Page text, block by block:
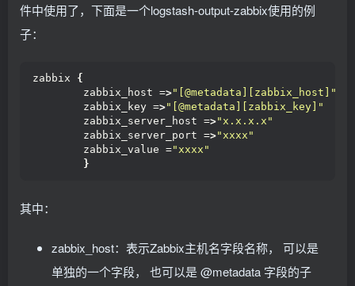
件中使用了，下面是一个logstash-output-zabbix使用的例
子：
zabbix {
        zabbix_host =
>"[@metadata][zabbix_host]"
        zabbix_key =
>"[@metadata][zabbix_key]"
        zabbix_server_host =
>"x.x.x.x"
        zabbix_server_port =
>"xxxx"
        zabbix_value =
"xxxx"
}
其中：
zabbix_host：表示Zabbix主机名字段名称， 可以是
单独的一个字段， 也可以是 @metadata 字段的子